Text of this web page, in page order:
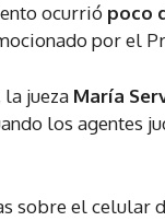
ocurrió poco
por el
la jueza María
los agentes
sobre el celular